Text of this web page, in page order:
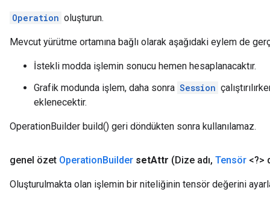
Operation oluşturun.
Mevcut yürütme ortamına bağlı olarak aşağıdaki eylem de
İstekli modda işlemin sonucu hemen hesaplanacaktır.
Grafik modunda işlem, daha sonra Session
eklenecektir.
OperationBuilder build() geri döndükten sonra kullanılamaz.
genel özet OperationBuilder setAttr (Dize adı, Tensör <?>
Oluşturulmakta olan işlemin bir niteliğinin tensör değerini